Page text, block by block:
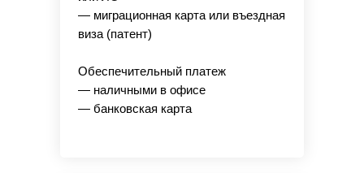
— миграционная карта или въездная
виза (патент)
Обеспечительный платеж
— наличными в офисе
— банковская карта